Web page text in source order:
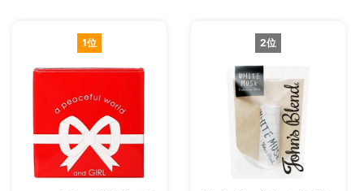
1位 2位